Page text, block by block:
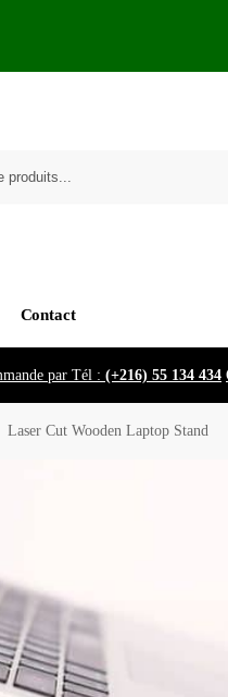
Contact
par Tél : (+216) 55 134 434
Laser Cut Wooden Laptop Stand